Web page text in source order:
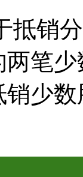
抵销
笔
少